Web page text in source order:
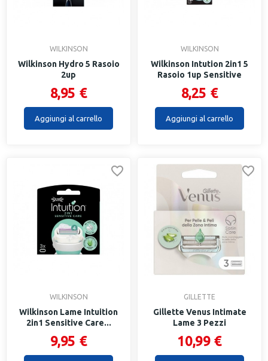
WILKINSON
Wilkinson Hydro 5 Rasoio
2up
8,95 €
Aggiungi al carrello
WILKINSON
Wilkinson Intution 2in1 5
Rasoio 1up Sensitive
8,25 €
Aggiungi al carrello
WILKINSON
Wilkinson Lame Intuition
2in1 Sensitive Care...
9,95 €
GILLETTE
Gillette Venus Intimate
Lame 3 Pezzi
10,99 €